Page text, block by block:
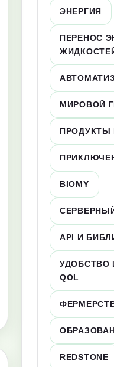
ЭНЕРГИЯ
ПЕРЕНОС
МИРОВОЙ
ПРОДУКТЫ
BIOMY
API И
УДОБСТВО
QOL
REDSTONE